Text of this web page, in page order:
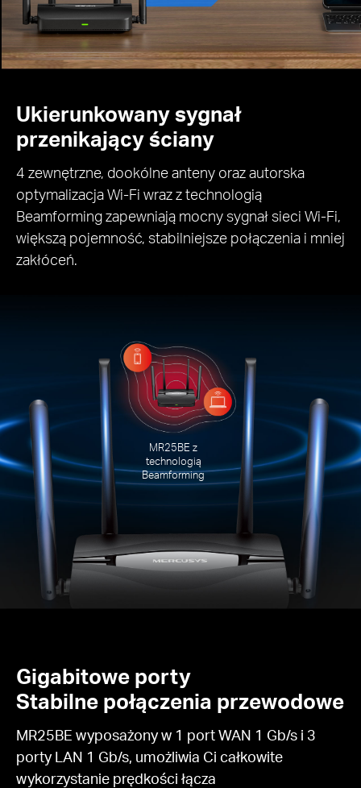
Ukierunkowany sygnał
przenikający ściany
4 zewnętrzne, dookólne anteny oraz autorska
optymalizacja Wi-Fi wraz z technologią
Beamforming zapewniają mocny sygnał sieci Wi-Fi,
większą pojemność, stabilniejsze połączenia i mniej
zakłóceń.
MR25BE z
technologią
Beamforming
Gigabitowe porty
Stabilne połączenia przewodowe
MR25BE wyposażony w 1 port WAN 1 Gb/s i 3
porty LAN 1 Gb/s, umożliwia Ci całkowite
wykorzystanie prędkości łącza